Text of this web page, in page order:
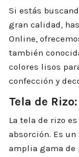
Si estás
gran calidad,
Online,
también
colores lisos
confección y
Tela de
La tela de rizo
absorción. Es
amplia gama de